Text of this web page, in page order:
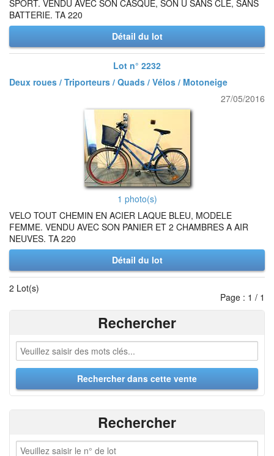
SPORT. VENDU AVEC SON CASQUE, SON U SANS CLE, SANS
BATTERIE. TA 220
Détail du lot
Lot n° 2232
Deux roues / Triporteurs / Quads / Vélos / Motoneige
27/05/2016
1 photo(s)
VELO TOUT CHEMIN EN ACIER LAQUE BLEU, MODELE
FEMME. VENDU AVEC SON PANIER ET 2 CHAMBRES A AIR
NEUVES. TA 220
Détail du lot
2 Lot(s)
Page : 1 / 1
Rechercher
Rechercher